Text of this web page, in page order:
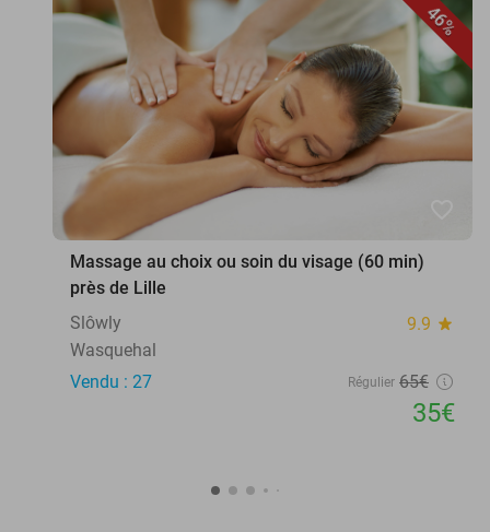
46%
Massage au choix ou soin du visage (60 min)
près de Lille
Slôwly
9.9 star
Wasquehal
Vendu : 27
Régulier 65€
35€